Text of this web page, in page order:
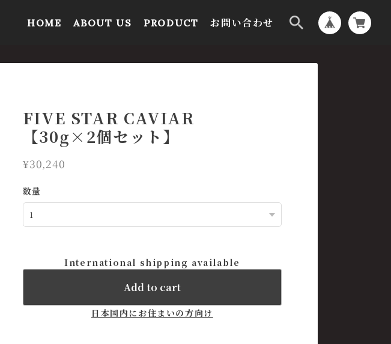
HOME ABOUT US PRODUCT お問い合わせ
FIVE STAR CAVIAR
【30g×2個セット】
¥30,240
数量
International shipping available
Add to cart
日本国内にお住まいの方向け